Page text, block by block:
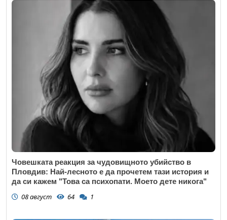
Човешката реакция за чудовищното убийство в
Пловдив: Най-лесното е да прочетем тази история и
да си кажем "Това са психопати. Моето дете никога"
08 август 64 1